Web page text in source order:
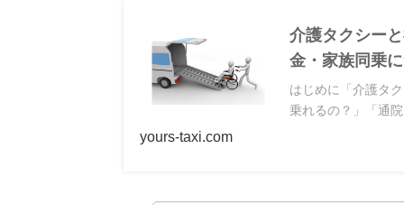
介護タクシー
金・家族同乗
はじめに「介護タ
乗れるの？」「通
yours-taxi.com